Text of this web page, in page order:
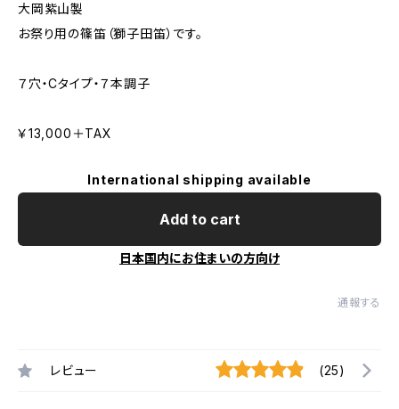
大岡紫山製
お祭り用の篠笛（獅子田笛）です。
７穴・Cタイプ・７本調子
￥13,000＋TAX
International shipping available
Add to cart
日本国内にお住まいの方向け
通報する
レビュー (25)